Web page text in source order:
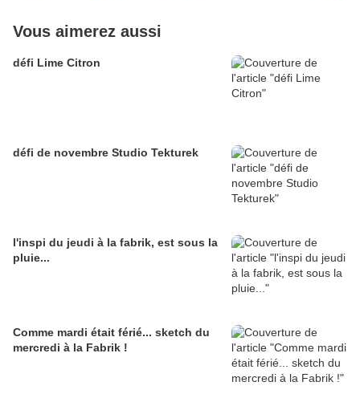
Vous aimerez aussi
défi Lime Citron
défi de novembre Studio Tekturek
l'inspi du jeudi à la fabrik, est sous la
pluie...
Comme mardi était férié... sketch du
mercredi à la Fabrik !